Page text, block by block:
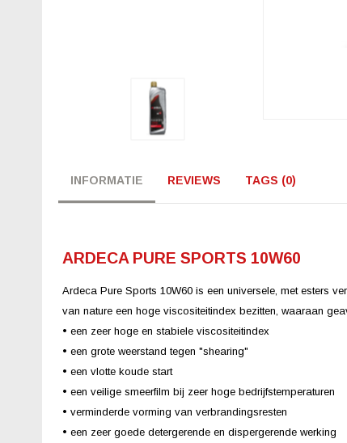
INFORMATIE REVIEWS TAGS (0)
ARDECA PURE SPORTS 10W60
Ardeca Pure Sports 10W60 is een universele, met esters
van nature een hoge viscositeitindex bezitten, waaraan
• een zeer hoge en stabiele viscositeitindex
• een grote weerstand tegen "shearing"
• een vlotte koude start
• een veilige smeerfilm bij zeer hoge bedrijfstemperaturen
• verminderde vorming van verbrandingsresten
• een zeer goede detergerende en dispergerende werking